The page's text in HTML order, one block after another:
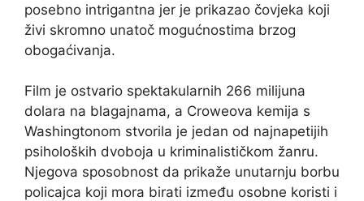
posebno intrigantna jer je prikazao čovjeka koji
živi skromno unatoč mogućnostima brzog
obogaćivanja.
Film je ostvario spektakularnih 266 milijuna
dolara na blagajnama, a Croweova kemija s
Washingtonom stvorila je jedan od najnapetijih
psiholoških dvoboja u kriminalističkom žanru.
Njegova sposobnost da prikaže unutarnju borbu
policajca koji mora birati između osobne koristi i